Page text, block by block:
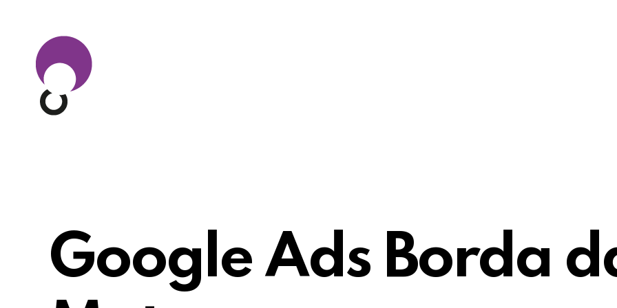
Google Ads Borda